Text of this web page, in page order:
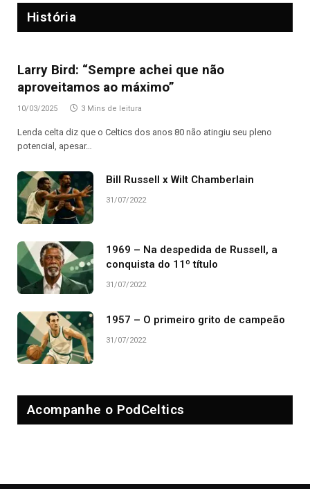
História
Larry Bird: “Sempre achei que não
aproveitamos ao máximo”
10/03/2025 3 Mins de leitura
Lenda celta diz que o Celtics dos anos 80 não atingiu seu pleno
potencial, apesar…
Bill Russell x Wilt Chamberlain
31/07/2022
1969 – Na despedida de Russell, a
conquista do 11º título
31/07/2022
1957 – O primeiro grito de campeão
31/07/2022
Acompanhe o PodCeltics